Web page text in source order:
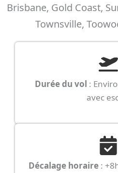
Brisbane, Gold Coast,
Townsville,
Durée du vol :
avec
Décalage horaire: